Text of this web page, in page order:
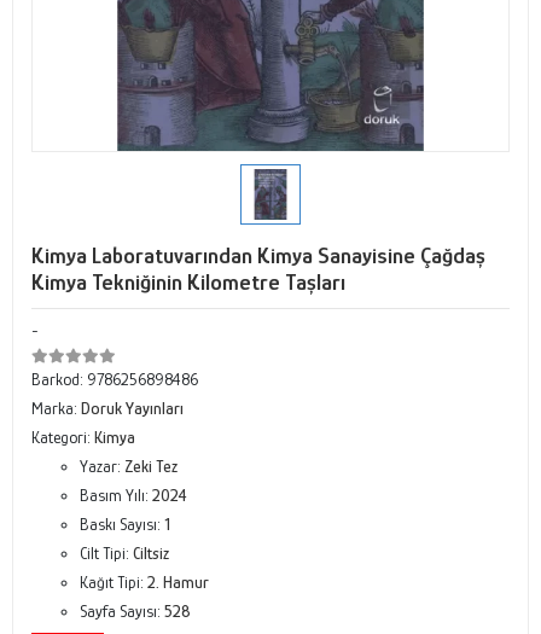
Kimya Laboratuvarından Kimya Sanayisine Çağdaş
Kimya Tekniğinin Kilometre Taşları
-
Barkod: 9786256898486
Marka: Doruk Yayınları
Kategori: Kimya
Yazar: Zeki Tez
Basım Yılı: 2024
Baskı Sayısı: 1
Cilt Tipi: Ciltsiz
Kağıt Tipi: 2. Hamur
Sayfa Sayısı: 528